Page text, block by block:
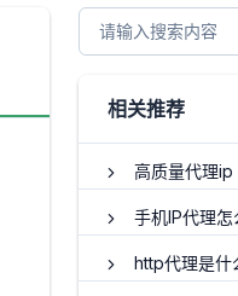
相关推荐
高质量代理ip
手机IP代理怎
http代理是什